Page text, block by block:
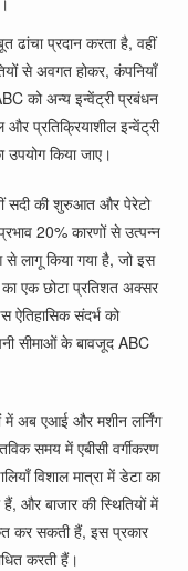
ढांचा प्रदान करता है, वहीं
से अवगत होकर, कंपनियाँ
को अन्य इन्वेंट्री प्रबंधन
प्रतिक्रियाशील इन्वेंट्री
किया जाए।
सदी की शुरुआत और पेरेटो
20% कारणों से उत्पन्न
से लागू किया गया है, जो इस
एक छोटा प्रतिशत अक्सर
ऐतिहासिक संदर्भ को
सीमाओं के बावजूद ABC
में अब एआई और मशीन लर्निंग
समय में एबीसी वर्गीकरण
विशाल मात्रा में डेटा का
और बाजार की स्थितियों में
कर सकती हैं, इस प्रकार
करती हैं।